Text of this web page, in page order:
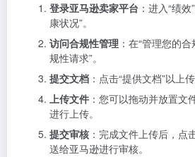
登录亚马逊卖家平台 ：进入“绩
康状况”。
访问合规性管理 ：在“管理您的
规性请求”。
提交文档 ：点击“提供文档”以上
上传文件 ：您可以拖动并放置文
进行上传。
提交审核 ：完成文件上传后，点
送给亚马逊进行审核。